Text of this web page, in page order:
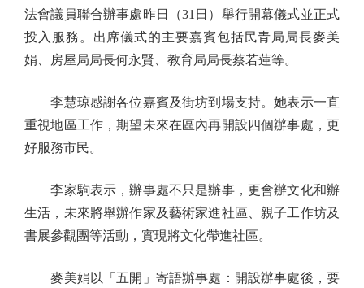
法會議員聯合辦事處昨日（31日）舉行開幕儀式並正式
投入服務。出席儀式的主要嘉賓包括民青局局長麥美
娟、房屋局局長何永賢、教育局局長蔡若蓮等。
李慧琼感謝各位嘉賓及街坊到場支持。她表示一直
重視地區工作，期望未來在區內再開設四個辦事處，更
好服務市民。
李家駒表示，辦事處不只是辦事，更會辦文化和辦
生活，未來將舉辦作家及藝術家進社區、親子工作坊及
書展參觀團等活動，實現將文化帶進社區。
麥美娟以「五開」寄語辦事處：開設辦事處後，要